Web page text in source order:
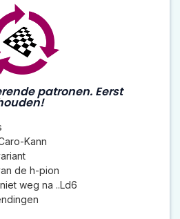
patronen. Eerst
Kann
de h-pion
weg na ..Ld6